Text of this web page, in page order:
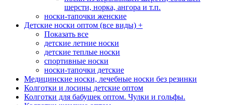
шерсти, норка, ангора и т.п.
носки-тапочки женские
Детские носки оптом (все виды) +
Показать все
детские летние носки
детские теплые носки
спортивные носки
носки-тапочки детские
Медицинские носки, лечебные носки без резинки
Колготки и лосины детские оптом
Колготки для бабушек оптом. Чулки и гольфы.